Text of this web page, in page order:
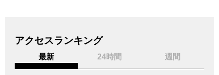
アクセスランキング
最新 24時間 週間